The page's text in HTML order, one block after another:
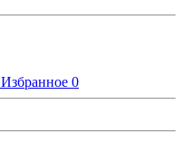
Избранное 0